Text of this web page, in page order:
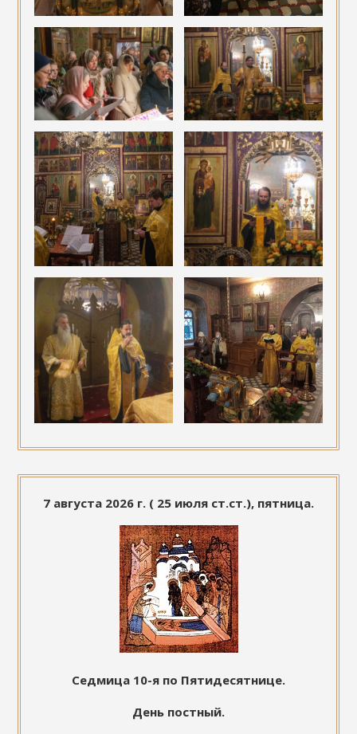
7 августа 2026 г. ( 25 июля ст.ст.), пятница.
Седмица 10-я по Пятидесятнице.
День постный.